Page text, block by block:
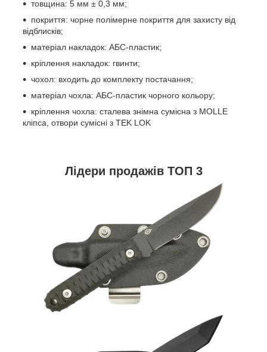
товщина: 5 мм ± 0,3 мм;
покриття: чорне полімерне покриття для захисту від
відблисків;
матеріал накладок: АБС-пластик;
кріплення накладок: гвинти;
чохол: входить до комплекту постачання;
матеріал чохла: АБС-пластик чорного кольору;
кріплення чохла: сталева знімна сумісна з MOLLE
кліпса, отвори сумісні з TEK LOK
Лідери продажів ТОП 3